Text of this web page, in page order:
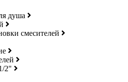
душа
смесителей
2"